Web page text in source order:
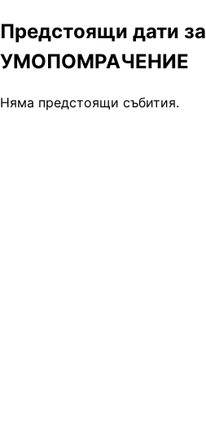
Предстоящи дати за
УМОПОМРАЧЕНИЕ
Няма предстоящи събития.